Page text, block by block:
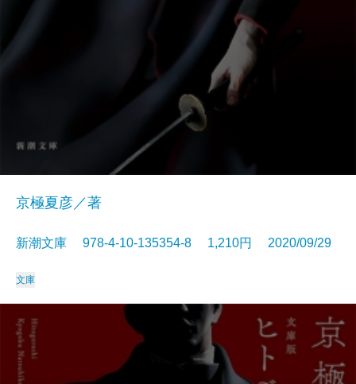
京極夏彦／著
新潮文庫 978-4-10-135354-8 1,210円 2020/09/29
文庫